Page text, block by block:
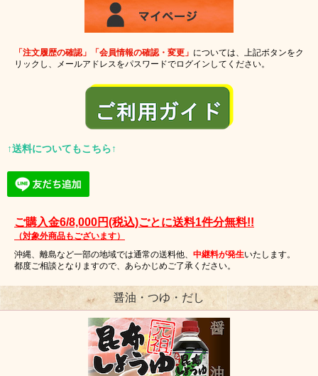
「注文履歴の確認」「会員情報の確認・変更」 については、上記ボタンをク
リックし、メールアドレスをパスワードでログインしてください。
↑送料についてもこちら↑
ご購入金6/8,000円(税込)ごとに送料1件分無料!!
（対象外商品もございます）
沖縄、離島など一部の地域では通常の送料他、 中継料が発生いたします。
都度ご相談となりますので、あらかじめご了承ください。
醤油・つゆ・だし